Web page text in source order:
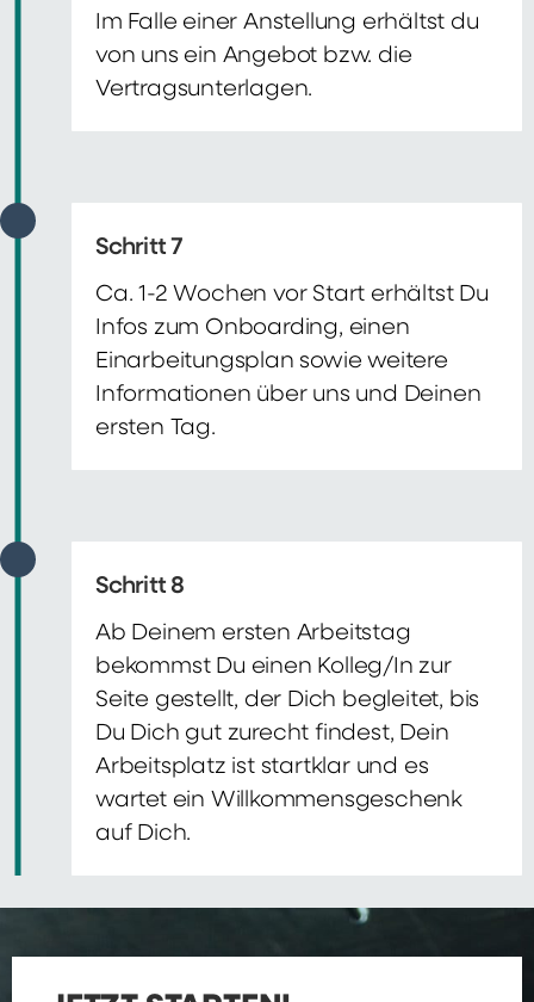
Im Falle einer Anstellung erhältst du
von uns ein Angebot bzw. die
Vertragsunterlagen.
Schritt 7
Ca. 1-2 Wochen vor Start erhältst Du
Infos zum Onboarding, einen
Einarbeitungsplan sowie weitere
Informationen über uns und Deinen
ersten Tag.
Schritt 8
Ab Deinem ersten Arbeitstag
bekommst Du einen Kolleg/In zur
Seite gestellt, der Dich begleitet, bis
Du Dich gut zurecht findest, Dein
Arbeitsplatz ist startklar und es
wartet ein Willkommensgeschenk
auf Dich.